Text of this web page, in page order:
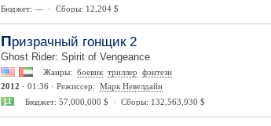
Бюджет: — · Сборы: 12,204 $
Призрачный гонщик 2
Ghost Rider: Spirit of Vengeance
Жанры: боевик триллер фэнтези
2012 · 01:36 · Режиссер: Марк Невелдайн
Бюджет: 57,000,000 $ · Сборы: 132,563,930 $